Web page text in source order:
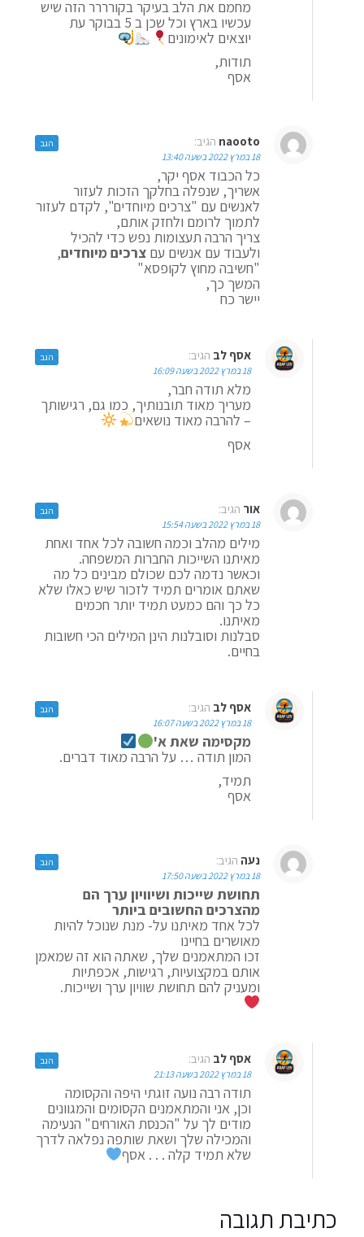
מחמם את הלב בעיקר בקורררר הזה שיש
עכשיו בארץ וכל שכן ב 5 בבוקר עת
יוצאים לאימונים
תודות,
אסף
naooto הגיב:
18 במרץ 2022 בשעה 13:40
כל הכבוד אסף יקר,
אשריך, שנפלה בחלקך הזכות לעזור
לאנשים עם "צרכים מיוחדים", לקדם לעזור
לתמוך לרומם ולחזק אותם,
צריך הרבה תעצומות נפש כדי להכיל
ולעבוד עם אנשים עם צרכים מיוחדים,
"חשיבה מחוץ לקופסא"
המשך כך,
יישר כח
הגב
אסף לב הגיב:
18 במרץ 2022 בשעה 16:09
מלא תודה חבר,
מעריך מאוד תובנותיך, כמו גם, רגישותך
– להרבה מאוד נושאים
אסף
הגב
אור הגיב:
18 במרץ 2022 בשעה 15:54
מילים מהלב וכמה חשובה לכל אחד ואחת
מאיתנו השייכות החברות המשפחה.
וכאשר נדמה לכם שכולם מבינים כל מה
שאתם אומרים תמיד לזכור שיש כאלו שלא
כל כך והם כמעט תמיד יותר חכמים
מאיתנו.
סבלנות וסובלנות הינן המילים הכי חשובות
בחיים.
הגב
אסף לב הגיב:
18 במרץ 2022 בשעה 16:07
מקסימה שאת א'
המון תודה … על הרבה מאוד דברים.
תמיד,
אסף
הגב
נעה הגיב:
18 במרץ 2022 בשעה 17:50
תחושת שייכות ושיוויון ערך הם
מהצרכים החשובים ביותר
לכל אחד מאיתנו על- מנת שנוכל להיות
מאושרים בחיינו
זכו המתאמנים שלך, שאתה הוא זה שמאמן
אותם במקצועיות, רגישות, אכפתיות
ומעניק להם תחושת שוויון ערך ושייכות.
הגב
אסף לב הגיב:
18 במרץ 2022 בשעה 21:13
תודה רבה נועה זוגתי היפה והקסומה
וכן, אני והמתאמנים הקסומים והמגוונים
מודים לך על "הכנסת האורחים" הנעימה
והמכילה שלך ושאת שותפה נפלאה לדרך
שלא תמיד קלה . . . אסף
הגב
כתיבת תגובה